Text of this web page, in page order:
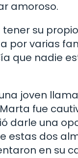
amoroso.
su
por varias
que nadie
joven
fue
darle una
estas dos
en su